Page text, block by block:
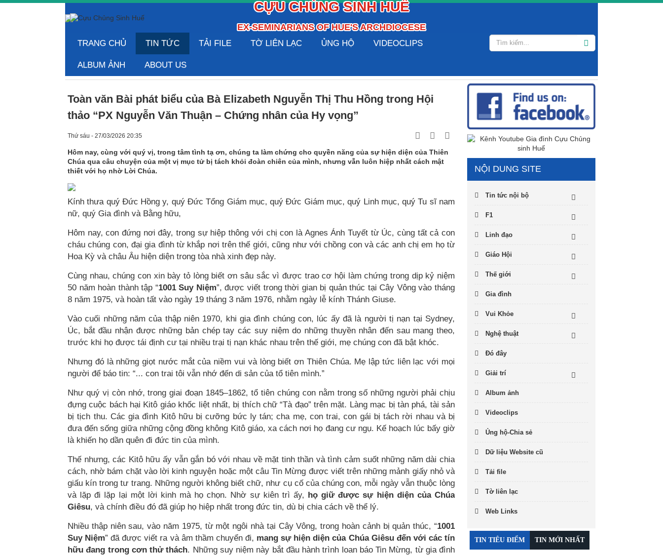
CỰU CHỦNG SINH HUẾ
EX-SEMINARIANS OF HUE'S ARCHDIOCESE
TRANG CHỦ TIN TỨC TẢI FILE TỜ LIÊN LẠC ỦNG HỘ VIDEOCLIPS
ALBUM ẢNH ABOUT US
Toàn văn Bài phát biểu của Bà Elizabeth Nguyễn Thị Thu Hồng trong Hội
thảo “PX Nguyễn Văn Thuận – Chứng nhân của Hy vọng”
Thứ sáu - 27/03/2026 20:35
Hôm nay, cùng với quý vị, trong tâm tình tạ ơn, chúng ta làm chứng cho quyền năng của sự hiện diện của Thiên
Chúa qua câu chuyện của một vị mục tử bị tách khỏi đoàn chiên của mình, nhưng vẫn luôn hiệp nhất cách mật
thiết với họ nhờ Lời Chúa.
Kính thưa quý Đức Hồng y, quý Đức Tổng Giám mục, quý Đức Giám mục, quý Linh mục, quý Tu sĩ nam
nữ, quý Gia đình và Bằng hữu,
Hôm nay, con đứng nơi đây, trong sự hiệp thông với chị con là Agnes Ánh Tuyết từ Úc, cùng tất cả con
cháu chúng con, đại gia đình từ khắp nơi trên thế giới, cũng như với chồng con và các anh chị em họ từ
Hoa Kỳ và châu Âu hiện diện trong tòa nhà xinh đẹp này.
Cùng nhau, chúng con xin bày tỏ lòng biết ơn sâu sắc vì được trao cơ hội làm chứng trong dịp kỷ niệm
50 năm hoàn thành tập “1001 Suy Niệm”, được viết trong thời gian bị quản thúc tại Cây Vông vào tháng
8 năm 1975, và hoàn tất vào ngày 19 tháng 3 năm 1976, nhằm ngày lễ kính Thánh Giuse.
Vào cuối những năm của thập niên 1970, khi gia đình chúng con, lúc ấy đã là người tị nạn tại Sydney,
Úc, bắt đầu nhận được những bản chép tay các suy niệm do những thuyền nhân đến sau mang theo,
trước khi họ được tái định cư tại nhiều trại tị nạn khác nhau trên thế giới, mẹ chúng con đã bật khóc.
Nhưng đó là những giọt nước mắt của niềm vui và lòng biết ơn Thiên Chúa. Mẹ lập tức liên lạc với mọi
người để báo tin: “... con trai tôi vẫn nhớ đến di sản của tổ tiên mình.”
Như quý vị còn nhớ, trong giai đoạn 1845–1862, tổ tiên chúng con nằm trong số những người phải chịu
đựng cuộc bách hại Kitô giáo khốc liệt nhất, bị thích chữ “Tà đạo” trên mặt. Làng mạc bị tàn phá, tài sản
bị tịch thu. Các gia đình Kitô hữu bị cưỡng bức ly tán; cha mẹ, con trai, con gái bị tách rời nhau và bị
đưa đến sống giữa những cộng đồng không Kitô giáo, xa cách nơi họ đang cư ngụ. Kế hoạch lúc bấy giờ
là khiến họ dần quên đi đức tin của mình.
Thế nhưng, các Kitô hữu ấy vẫn gắn bó với nhau về mặt tinh thần và tình cảm suốt những năm dài chia
cách, nhờ bám chặt vào lời kinh nguyện hoặc một câu Tin Mừng được viết trên những mảnh giấy nhỏ và
giấu kín trong tư trang. Những người không biết chữ, như cụ cố của chúng con, mỗi ngày vẫn thuộc lòng
và lặp đi lặp lại một lời kinh mà họ chọn. Nhờ sự kiên trì ấy, họ giữ được sự hiện diện của Chúa
Giêsu, và chính điều đó đã giúp họ hiệp nhất trong đức tin, dù bị chia cách về thể lý.
Nhiều thập niên sau, vào năm 1975, từ một ngôi nhà tại Cây Vông, trong hoàn cảnh bị quản thúc, “1001
Suy Niệm” đã được viết ra và âm thầm chuyển đi, mang sự hiện diện của Chúa Giêsu đến với các tín
hữu đang trong cơn thử thách. Những suy niệm này bắt đầu hành trình loan báo Tin Mừng, từ gia đình
NỘI DUNG SITE
Tin tức nội bộ
F1
Linh đạo
Giáo Hội
Thế giới
Gia đình
Vui Khỏe
Nghệ thuật
Đó đây
Giải trí
Album ảnh
Videoclips
Ủng hộ-Chia sẻ
Dữ liệu Website cũ
Tải file
Tờ liên lạc
Web Links
TIN TIÊU ĐIỂM TIN MỚI NHẤT